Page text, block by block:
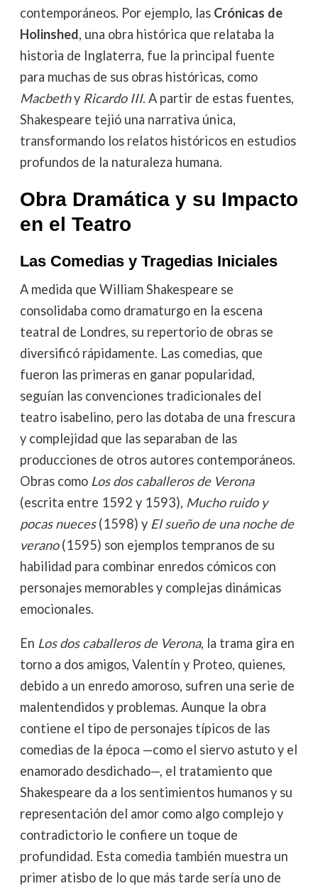
contemporáneos. Por ejemplo, las Crónicas de
Holinshed, una obra histórica que relataba la
historia de Inglaterra, fue la principal fuente
para muchas de sus obras históricas, como
Macbethy Ricardo III. A partir de estas fuentes,
Shakespeare tejió una narrativa única,
transformando los relatos históricos en estudios
profundos de la naturaleza humana.
Obra Dramática y su Impacto
en el Teatro
Las Comedias y Tragedias Iniciales
A medida que William Shakespeare se
consolidaba como dramaturgo en la escena
teatral de Londres, su repertorio de obras se
diversificó rápidamente. Las comedias, que
fueron las primeras en ganar popularidad,
seguían las convenciones tradicionales del
teatro isabelino, pero las dotaba de una frescura
y complejidad que las separaban de las
producciones de otros autores contemporáneos.
Obras como Los dos caballeros de Verona
(escrita entre 1592 y 1593), Mucho ruido y
pocas nueces(1598) y El sueño de una noche de
verano(1595) son ejemplos tempranos de su
habilidad para combinar enredos cómicos con
personajes memorables y complejas dinámicas
emocionales.
En Los dos caballeros de Verona, la trama gira en
torno a dos amigos, Valentín y Proteo, quienes,
debido a un enredo amoroso, sufren una serie de
malentendidos y problemas. Aunque la obra
contiene el tipo de personajes típicos de las
comedias de la época —como el siervo astuto y el
enamorado desdichado—, el tratamiento que
Shakespeare da a los sentimientos humanos y su
representación del amor como algo complejo y
contradictorio le confiere un toque de
profundidad. Esta comedia también muestra un
primer atisbo de lo que más tarde sería uno de